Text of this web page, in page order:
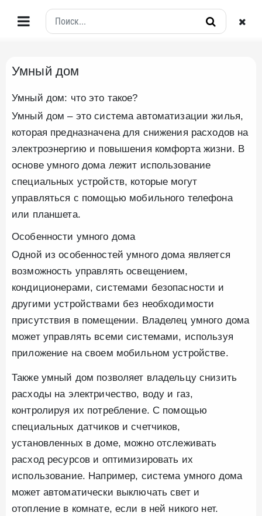
Умный дом
Умный дом: что это такое?
Умный дом – это система автоматизации жилья,
которая предназначена для снижения расходов на
электроэнергию и повышения комфорта жизни. В
основе умного дома лежит использование
специальных устройств, которые могут
управляться с помощью мобильного телефона
или планшета.
Особенности умного дома
Одной из особенностей умного дома является
возможность управлять освещением,
кондиционерами, системами безопасности и
другими устройствами без необходимости
присутствия в помещении. Владелец умного дома
может управлять всеми системами, используя
приложение на своем мобильном устройстве.
Также умный дом позволяет владельцу снизить
расходы на электричество, воду и газ,
контролируя их потребление. С помощью
специальных датчиков и счетчиков,
установленных в доме, можно отслеживать
расход ресурсов и оптимизировать их
использование. Например, система умного дома
может автоматически выключать свет и
отопление в комнате, если в ней никого нет.